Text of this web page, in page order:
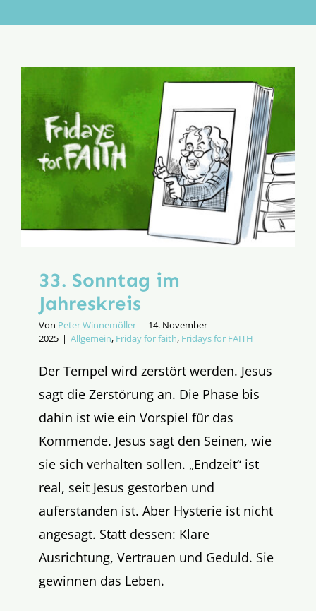
Aktion
33. Sonntag im
Jahreskreis
Von Peter Winnemöller | 14. November
2025 | Allgemein, Friday for faith, Fridays for FAITH
Der Tempel wird zerstört werden. Jesus
sagt die Zerstörung an. Die Phase bis
dahin ist wie ein Vorspiel für das
Kommende. Jesus sagt den Seinen, wie
sie sich verhalten sollen. „Endzeit“ ist
real, seit Jesus gestorben und
auferstanden ist. Aber Hysterie ist nicht
angesagt. Statt dessen: Klare
Ausrichtung, Vertrauen und Geduld. Sie
gewinnen das Leben.